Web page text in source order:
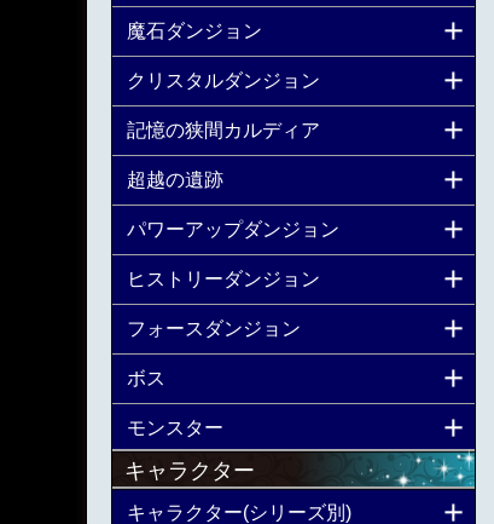
魔石ダンジョン
クリスタルダンジョン
記憶の狭間カルディア
超越の遺跡
パワーアップダンジョン
ヒストリーダンジョン
フォースダンジョン
ボス
モンスター
キャラクター
キャラクター(シリーズ別)